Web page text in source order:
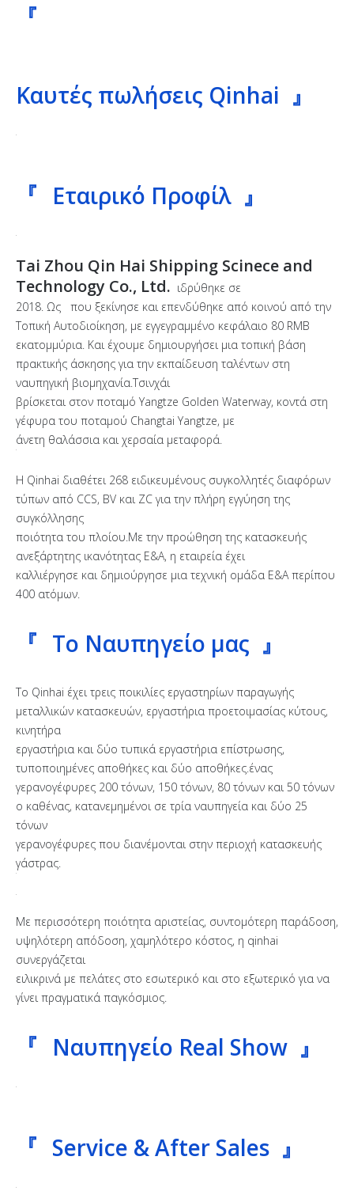
『
Καυτές πωλήσεις Qinhai 』
『 Εταιρικό Προφίλ 』
Tai Zhou Qin Hai Shipping Scinece and
Technology Co., Ltd. ιδρύθηκε σε
2018. Ως που ξεκίνησε και επενδύθηκε από κοινού από την
Τοπική Αυτοδιοίκηση, με εγγεγραμμένο κεφάλαιο 80 RMB
εκατομμύρια. Και έχουμε δημιουργήσει μια τοπική βάση
πρακτικής άσκησης για την εκπαίδευση ταλέντων στη
ναυπηγική βιομηχανία.Τσινχάι
βρίσκεται στον ποταμό Yangtze Golden Waterway, κοντά στη
γέφυρα του ποταμού Changtai Yangtze, με
άνετη θαλάσσια και χερσαία μεταφορά.
Η Qinhai διαθέτει 268 ειδικευμένους συγκολλητές διαφόρων
τύπων από CCS, BV και ZC για την πλήρη εγγύηση της
συγκόλλησης
ποιότητα του πλοίου.Με την προώθηση της κατασκευής
ανεξάρτητης ικανότητας Ε&Α, η εταιρεία έχει
καλλιέργησε και δημιούργησε μια τεχνική ομάδα Ε&Α περίπου
400 ατόμων.
『 Το Ναυπηγείο μας 』
Το Qinhai έχει τρεις ποικιλίες εργαστηρίων παραγωγής
μεταλλικών κατασκευών, εργαστήρια προετοιμασίας κύτους,
κινητήρα
εργαστήρια και δύο τυπικά εργαστήρια επίστρωσης,
τυποποιημένες αποθήκες και δύο αποθήκες.ένας
γερανογέφυρες 200 τόνων, 150 τόνων, 80 τόνων και 50 τόνων
ο καθένας, κατανεμημένοι σε τρία ναυπηγεία και δύο 25
τόνων
γερανογέφυρες που διανέμονται στην περιοχή κατασκευής
γάστρας.
Με περισσότερη ποιότητα αριστείας, συντομότερη παράδοση,
υψηλότερη απόδοση, χαμηλότερο κόστος, η qinhai
συνεργάζεται
ειλικρινά με πελάτες στο εσωτερικό και στο εξωτερικό για να
γίνει πραγματικά παγκόσμιος.
『 Ναυπηγείο Real Show 』
『 Service & After Sales 』